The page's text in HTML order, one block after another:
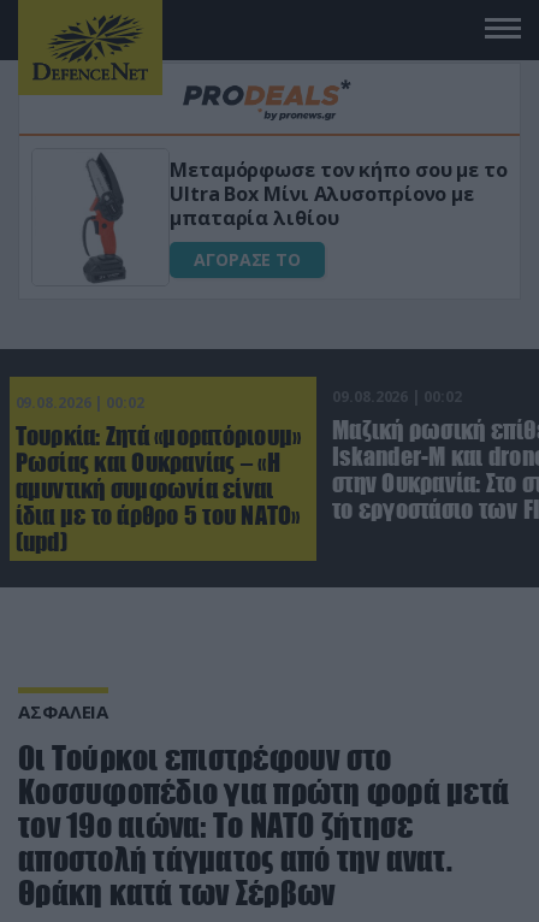
τον κήπο σου με το
Μίνι Αλυσοπρίονο με
λιθίου
«Μαγική»
για
09.08.2026 | 00:02
Τουρκία: Ζητά «μορατόριουμ»
Ρωσίας και Ουκρανίας – «Η
αμυντική συμφωνία είναι
ίδια με το άρθρο 5 του ΝΑΤΟ»
(upd)
09.08.2026 | 00:02
Μαζική ρωσική
Iskander-M και
στην Ουκρανία: Στο
το εργοστάσιο των
ΑΣΦΑΛΕΙΑ
Οι Τούρκοι επιστρέφουν στο
Κοσσυφοπέδιο για πρώτη φορά μετά
τον 19ο αιώνα: Το ΝΑΤΟ ζήτησε
αποστολή τάγματος από την ανατ.
Θράκη κατά των Σέρβων